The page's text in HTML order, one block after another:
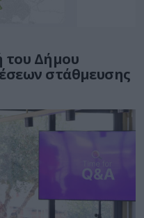
του Δήμου
στάθμευσης